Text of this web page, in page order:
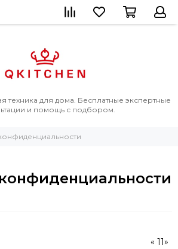
техника для дома. Бесплатные экспертные
и помощь с подбором.
« 11»